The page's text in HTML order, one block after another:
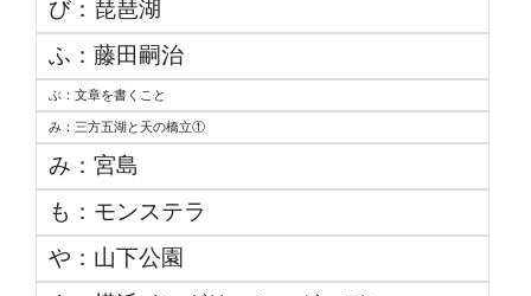
び：琵琶湖
ふ：藤田嗣治
ぶ：文章を書くこと
み：三方五湖と天の橋立①
み：宮島
も：モンステラ
や：山下公園